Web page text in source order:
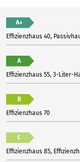
A+
Effizienzhaus 40,
A
Effizienzhaus 55, 3-Liter-
B
Effizienzhaus 70
C
Effizienzhaus 85,